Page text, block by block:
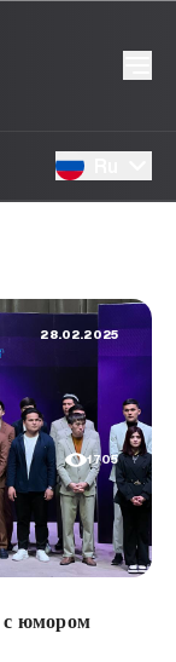
28.02.2025
1705
с юмором